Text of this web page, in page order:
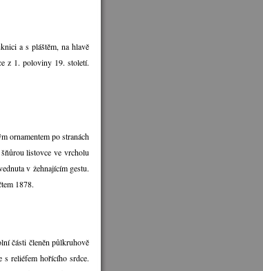
a s pláštěm, na hlavě
z 1. poloviny 19. století.
ornamentem po stranách
listovce ve vrcholu
v žehnajícím gestu.
1878.
části členěn půlkruhově
s reliéfem hořícího srdce.